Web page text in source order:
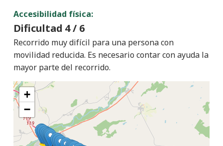
Accesibilidad física:
Dificultad 4 / 6
Recorrido muy difícil para una persona con
movilidad reducida. Es necesario contar con ayuda la
mayor parte del recorrido.
+
−